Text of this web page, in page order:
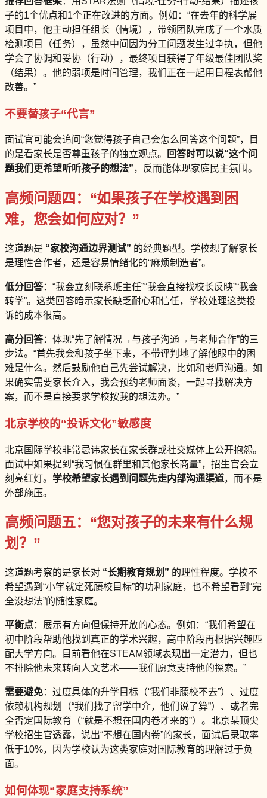
子的1个优点和1个正在改进的方面。例如：“在去年的科学展
项目中，他主动担任组长（情境），带领团队完成了一个水质
检测项目（任务），虽然中间因为分工问题发生过争执，但他
学会了协调和妥协（行动），最终项目获得了年级最佳团队奖
（结果）。他的弱项是时间管理，我们正在一起用日程表帮他
改善。”
不要替孩子“代言”
面试官可能会追问“您觉得孩子自己会怎么回答这个问题”，目
的是看家长是否尊重孩子的独立观点。
回答时可以说“这个问
题我们更希望听听孩子的想法”，反而能体现家庭民主氛围。
高频问题四：“如果孩子在学校遇到困
难，您会如何应对？”
这道题是 “家校沟通边界测试” 的经典题型。学校想了解家长
是理性合作者，还是容易情绪化的“麻烦制造者”。
低分回答：“我会立刻联系班主任”“我会直接找校长反映”“我会
转学”。这类回答暗示家长缺乏耐心和信任，学校处理这类投
诉的成本很高。
高分回答：体现“先了解情况→与孩子沟通→与老师合作”的三
步法。“首先我会和孩子坐下来，不带评判地了解他眼中的困
难是什么。然后鼓励他自己先尝试解决，比如和老师沟通。如
果确实需要家长介入，我会预约老师面谈，一起寻找解决方
案，而不是直接要求学校按我的想法办。”
北京学校的“投诉文化”敏感度
北京国际学校非常忌讳家长在家长群或社交媒体上公开抱怨。
面试中如果提到“我习惯在群里和其他家长商量”，招生官会立
刻亮红灯。 学校希望家长遇到问题先走内部沟通渠道，而不是
外部施压。
高频问题五：“您对孩子的未来有什么规
划？”
这道题考察的是家长对 “长期教育规划” 的理性程度。学校不
希望遇到“小学就定死藤校目标”的功利家庭，也不希望看到“完
全没想法”的随性家庭。
平衡点：展示有方向但保持开放的心态。例如：“我们希望在
初中阶段帮助他找到真正的学术兴趣，高中阶段再根据兴趣匹
配大学方向。目前看他在STEAM领域表现出一定潜力，但也
不排除他未来转向人文艺术——我们愿意支持他的探索。”
需要避免：过度具体的升学目标（“我们非藤校不去”）、过度
依赖机构规划（“我们找了留学中介，他们说了算”）、或者完
全否定国际教育（“就是不想在国内卷才来的”）。北京某顶尖
学校招生官透露，说出“不想在国内卷”的家长，面试后录取率
低于10%，因为学校认为这类家庭对国际教育的理解过于负
面。
如何体现“家庭支持系统”